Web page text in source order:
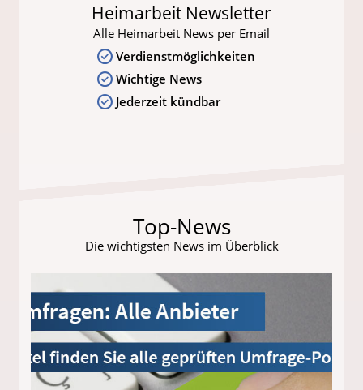
Heimarbeit Newsletter
Alle Heimarbeit News per Email
Verdienstmöglichkeiten
Wichtige News
Jederzeit kündbar
Top-News
Die wichtigsten News im Überblick